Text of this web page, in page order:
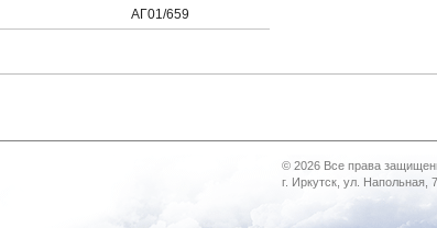
АГ01/659
© 2026 Все права
г. Иркутск, ул. Напольная,